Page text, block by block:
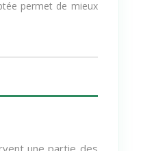
permet de mieux